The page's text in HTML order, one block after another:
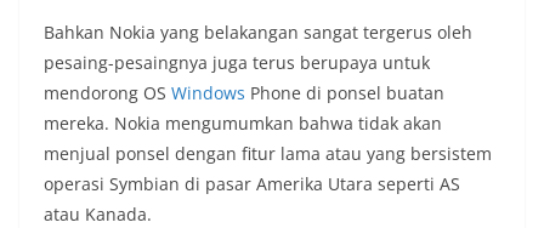
Bahkan Nokia yang belakangan sangat tergerus oleh
pesaing-pesaingnya juga terus berupaya untuk
mendorong OS Windows Phone di ponsel buatan
mereka. Nokia mengumumkan bahwa tidak akan
menjual ponsel dengan fitur lama atau yang bersistem
operasi Symbian di pasar Amerika Utara seperti AS
atau Kanada.